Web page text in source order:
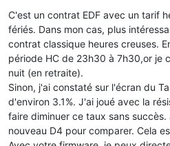
C'est un contrat EDF avec un tarif
fériés. Dans mon cas, plus
contrat classique heures creuses.
période HC de 23h30 à 7h30,or je
nuit (en retraite).
Sinon, j'ai constaté sur l'écran du
d'environ 3.1%. J'ai joué avec la
faire diminuer ce taux sans
nouveau D4 pour comparer. Cela